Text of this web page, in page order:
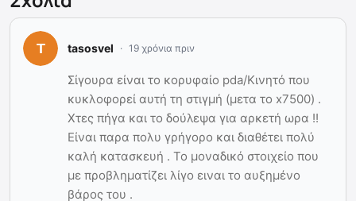
tasosvel 19 χρόνια πριν
Σίγουρα είναι το κορυφαίο pda/Κινητό που
κυκλοφορεί αυτή τη στιγμή (μετα το x7500) .
Χτες πήγα και το δούλεψα για αρκετή ωρα !!
Είναι παρα πολυ γρήγορο και διαθέτει πολύ
καλή κατασκευή . Το μοναδικό στοιχείο που
με προβληματίζει λίγο ειναι το αυξημένο
βάρος του .